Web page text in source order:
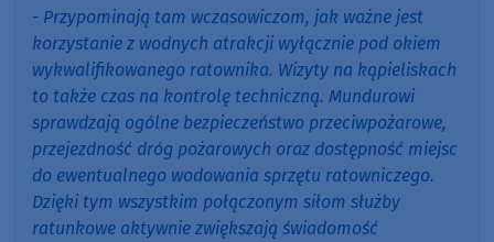
- Przypominają tam wczasowiczom, jak ważne jest
korzystanie z wodnych atrakcji wyłącznie pod okiem
wykwalifikowanego ratownika. Wizyty na kąpieliskach
to także czas na kontrolę techniczną. Mundurowi
sprawdzają ogólne bezpieczeństwo przeciwpożarowe,
przejezdność dróg pożarowych oraz dostępność miejsc
do ewentualnego wodowania sprzętu ratowniczego.
Dzięki tym wszystkim połączonym siłom służby
ratunkowe aktywnie zwiększają świadomość